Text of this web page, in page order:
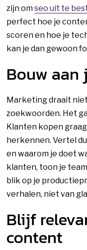
zijn omseo uit te
perfect hoe je
scoren en hoe je
kan je dan gewoon
Bouw aan
Marketing draait
zoekwoorden. Het
Klanten kopen
herkennen. Vertel
en waarom je doet
klanten, toon je
blik op je
verhalen, niet van
Blijf
content